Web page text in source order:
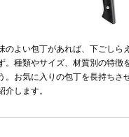
のよい包丁があれば、下ごしら
。種類やサイズ、材質別の特徴
。お気に入りの包丁を長持ちさ
します。